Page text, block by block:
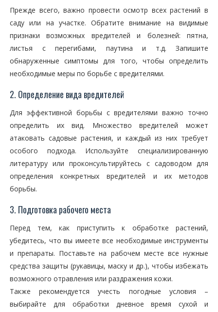
Прежде всего, важно провести осмотр всех растений в
саду или на участке. Обратите внимание на видимые
признаки возможных вредителей и болезней: пятна,
листья с перегибами, паутина и т.д. Запишите
обнаруженные симптомы для того, чтобы определить
необходимые меры по борьбе с вредителями.
2. Определение вида вредителей
Для эффективной борьбы с вредителями важно точно
определить их вид. Множество вредителей может
атаковать садовые растения, и каждый из них требует
особого подхода. Используйте специализированную
литературу или проконсультируйтесь с садоводом для
определения конкретных вредителей и их методов
борьбы.
3. Подготовка рабочего места
Перед тем, как приступить к обработке растений,
убедитесь, что вы имеете все необходимые инструменты
и препараты. Поставьте на рабочем месте все нужные
средства защиты (рукавицы, маску и др.), чтобы избежать
возможного отравления или раздражения кожи.
Также рекомендуется учесть погодные условия –
выбирайте для обработки дневное время сухой и